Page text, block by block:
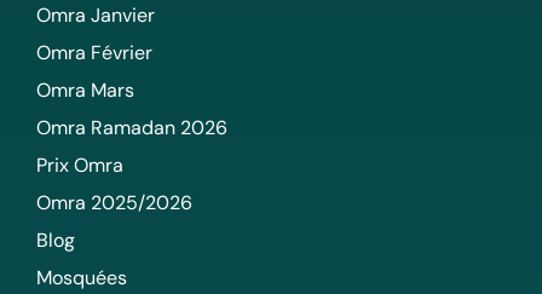
Omra Janvier
Omra Février
Omra Mars
Omra Ramadan 2026
Prix Omra
Omra 2025/2026
Blog
Mosquées